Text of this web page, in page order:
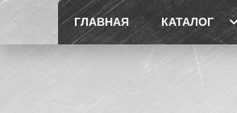
ГЛАВНАЯ КАТАЛОГ